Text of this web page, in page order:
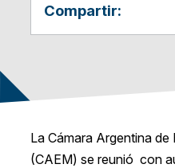
Compartir:
La Cámara Argentina de
(CAEM) se reunió con